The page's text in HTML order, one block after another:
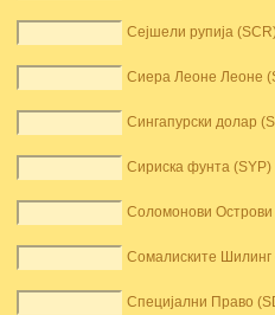
Сејшели рупија
Сиера Леоне Леоне
Сингапурски долар
Сириска фунта (SYP)
Соломонови
Сомалиските Шилинг
Специјални Право